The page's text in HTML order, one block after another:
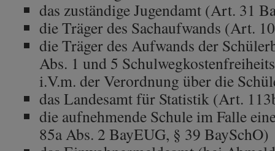
das zuständige Jugendamt (Art. 31
die Träger des Sachaufwands (Art.
die Träger des Aufwands der
Abs. 1 und 5
i.V.m. der Verordnung über die
das Landesamt für Statistik (Art.
die aufnehmende Schule im Falle
85a Abs. 2 BayEUG, § 39 BaySchO)